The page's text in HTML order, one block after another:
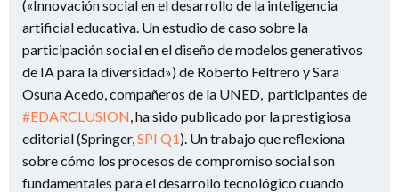
(«Innovación social en el desarrollo de la inteligencia
artificial educativa. Un estudio de caso sobre la
participación social en el diseño de modelos generativos
de IA para la diversidad»)de Roberto Feltrero y Sara
Osuna Acedo, compañeros de la UNED, participantes de
#EDARCLUSION, ha sido publicado por la prestigiosa
editorial (Springer,SPI Q1). Un trabajo que reflexiona
sobre cómo los procesos de compromiso social son
fundamentales para el desarrollo tecnológico cuando